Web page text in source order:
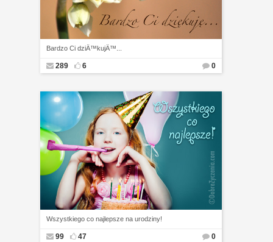
Bardzo Ci dziÄ™kujÄ™...
289 6 0
Wszystkiego co najlepsze na urodziny!
99 47 0